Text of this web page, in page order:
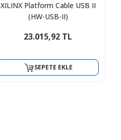
XILINX Platform Cable USB II
(HW-USB-II)
23.015,92 TL
SEPETE EKLE